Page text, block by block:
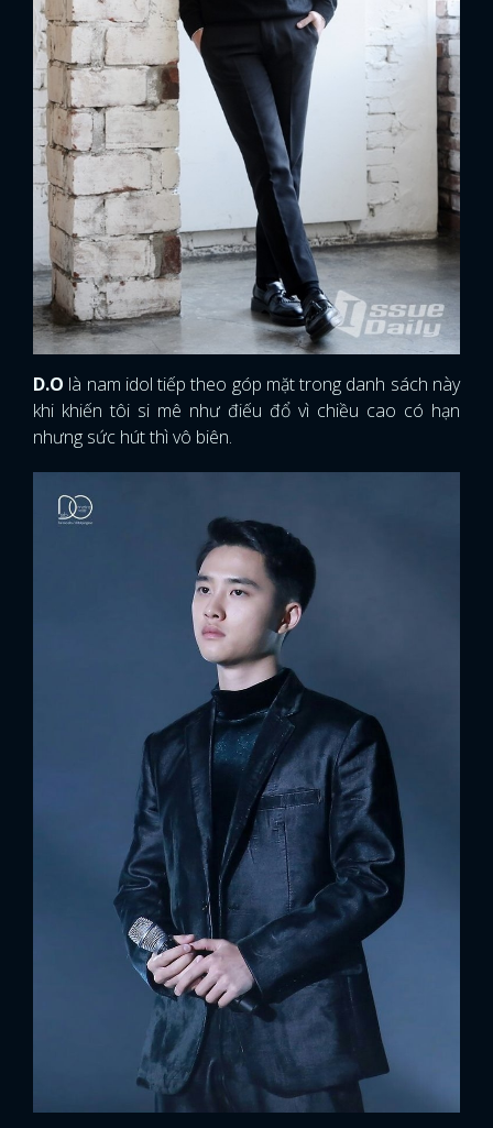
D.O là nam idol tiếp theo góp mặt trong danh sách này
khi khiến tôi si mê như điếu đổ vì chiều cao có hạn
nhưng sức hút thì vô biên.